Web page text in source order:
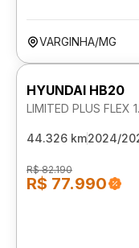
VARGINHA/MG
HYUNDAI HB20
LIMITED PLUS FLEX
44.326 km2024/
R$ 82.190
R$ 77.990